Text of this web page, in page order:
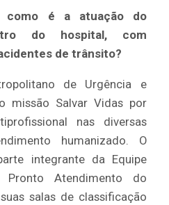
como é a atuação do
do hospital, com
de trânsito?
de Urgência e
missão Salvar Vidas por
nas diversas
humanizado. O
integrante da Equipe
Atendimento do
salas de classificação